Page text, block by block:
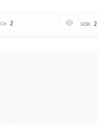
Ch 2 SDB 2